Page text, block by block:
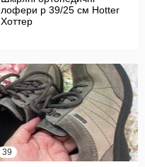
лофери р 39/25 см Hotter
Хоттер
39